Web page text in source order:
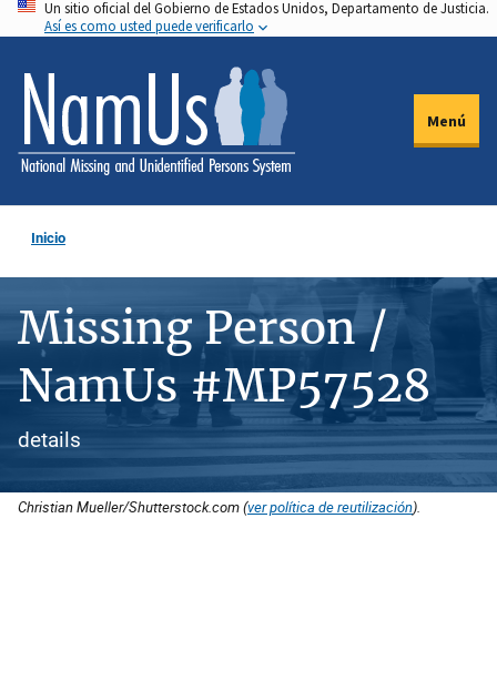
Pasar
al
contenido
principal
Un sitio oficial del Gobierno de Estados Unidos, Departamento de Justicia.
Así es como usted puede verificarlo
Menú
Inicio
Missing Person /
NamUs #MP57528
details
Christian Mueller/Shutterstock.com (ver política de reutilización).